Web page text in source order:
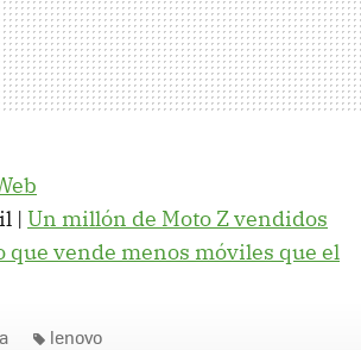
| Un millón de Moto Z vendidos
que vende menos móviles que el
lenovo